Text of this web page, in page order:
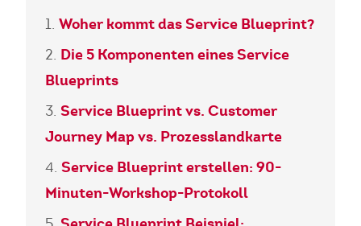
Woher kommt das Service Blueprint?
Die 5 Komponenten eines Service
Blueprints
Service Blueprint vs. Customer
Journey Map vs. Prozesslandkarte
Service Blueprint erstellen: 90-
Minuten-Workshop-Protokoll